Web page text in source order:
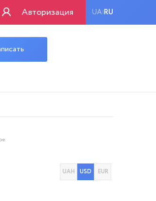
Авторизация UA|RU
UAH USD EUR